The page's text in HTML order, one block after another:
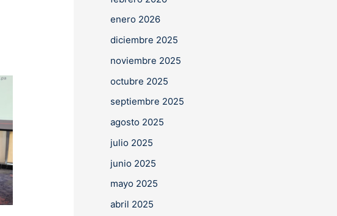
enero 2026
diciembre 2025
noviembre 2025
octubre 2025
septiembre 2025
agosto 2025
julio 2025
junio 2025
mayo 2025
abril 2025